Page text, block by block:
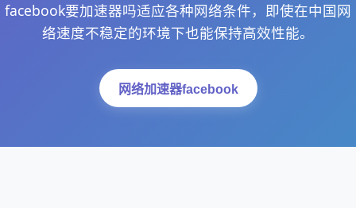
facebook要加速器吗适应各种网络条件，即使在中国网
络速度不稳定的环境下也能保持高效性能。
网络加速器facebook